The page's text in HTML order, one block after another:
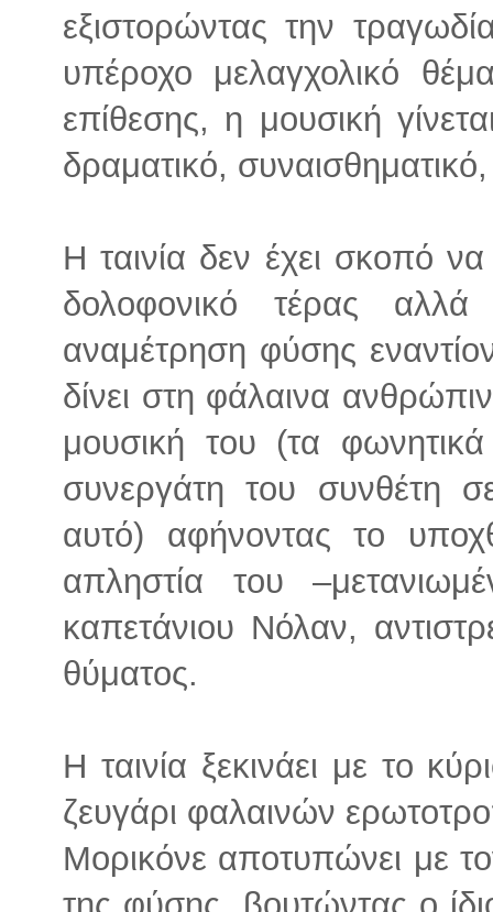
εξιστορώντας την
υπέροχο μελαγχολικό
επίθεσης, η μουσική
δραματικό,
Η ταινία δεν έχει σκοπό
δολοφονικό τέρας
αναμέτρηση φύσης
δίνει στη φάλαινα
μουσική του (τα
συνεργάτη του συνθέτη
αυτό) αφήνοντας το
απληστία του
καπετάνιου Νόλαν,
θύματος.
Η ταινία ξεκινάει με το
ζευγάρι φαλαινών
Μορικόνε αποτυπώνει με
της φύσης, βουτώντας ο